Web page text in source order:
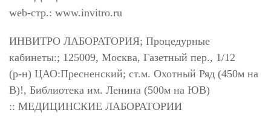
web-стр.: www.invitro.ru
ИНВИТРО ЛАБОРАТОРИЯ; Процедурные
кабинеты:; 125009, Москва, Газетный пер., 1/12
(р-н) ЦАО:Пресненский; ст.м. Охотный Ряд (450м на
В)!, Библиотека им. Ленина (500м на ЮВ)
:: МЕДИЦИНСКИЕ ЛАБОРАТОРИИ